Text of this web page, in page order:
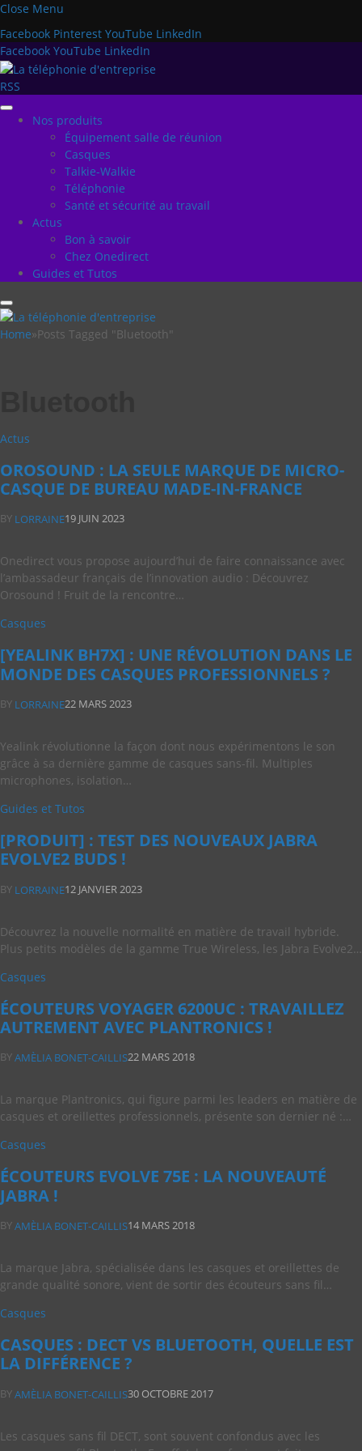
Close Menu
Facebook Pinterest YouTube LinkedIn
Facebook YouTube LinkedIn
RSS
Nos produits
Équipement salle de réunion
Casques
Talkie-Walkie
Téléphonie
Santé et sécurité au travail
Actus
Bon à savoir
Chez Onedirect
Guides et Tutos
Home»Posts Tagged "Bluetooth"
Actus
OROSOUND : LA SEULE MARQUE DE MICRO-
CASQUE DE BUREAU MADE-IN-FRANCE
BY LORRAINE19 JUIN 2023
Onedirect vous propose aujourd’hui de faire connaissance avec
l’ambassadeur français de l’innovation audio : Découvrez
Orosound ! Fruit de la rencontre…
Casques
[YEALINK BH7X] : UNE RÉVOLUTION DANS LE
MONDE DES CASQUES PROFESSIONNELS ?
BY LORRAINE22 MARS 2023
Yealink révolutionne la façon dont nous expérimentons le son
grâce à sa dernière gamme de casques sans-fil. Multiples
microphones, isolation…
Guides et Tutos
[PRODUIT] : TEST DES NOUVEAUX JABRA
EVOLVE2 BUDS !
BY LORRAINE12 JANVIER 2023
Découvrez la nouvelle normalité en matière de travail hybride.
Plus petits modèles de la gamme True Wireless, les Jabra Evolve2…
Casques
ÉCOUTEURS VOYAGER 6200UC : TRAVAILLEZ
AUTREMENT AVEC PLANTRONICS !
BYAMÈLIA BONET-CAILLIS22 MARS 2018
La marque Plantronics, qui figure parmi les leaders en matière de
casques et oreillettes professionnels, présente son dernier né :…
Casques
ÉCOUTEURS EVOLVE 75E : LA NOUVEAUTÉ
JABRA !
BYAMÈLIA BONET-CAILLIS14 MARS 2018
La marque Jabra, spécialisée dans les casques et oreillettes de
grande qualité sonore, vient de sortir des écouteurs sans fil…
Casques
CASQUES : DECT VS BLUETOOTH, QUELLE EST
LA DIFFÉRENCE ?
BYAMÈLIA BONET-CAILLIS30 OCTOBRE 2017
Les casques sans fil DECT, sont souvent confondus avec les